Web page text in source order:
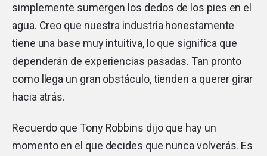
simplemente sumergen los dedos de los pies en el
agua. Creo que nuestra industria honestamente
tiene una base muy intuitiva, lo que significa que
dependerán de experiencias pasadas. Tan pronto
como llega un gran obstáculo, tienden a querer girar
hacia atrás.
Recuerdo que Tony Robbins dijo que hay un
momento en el que decides que nunca volverás. Es